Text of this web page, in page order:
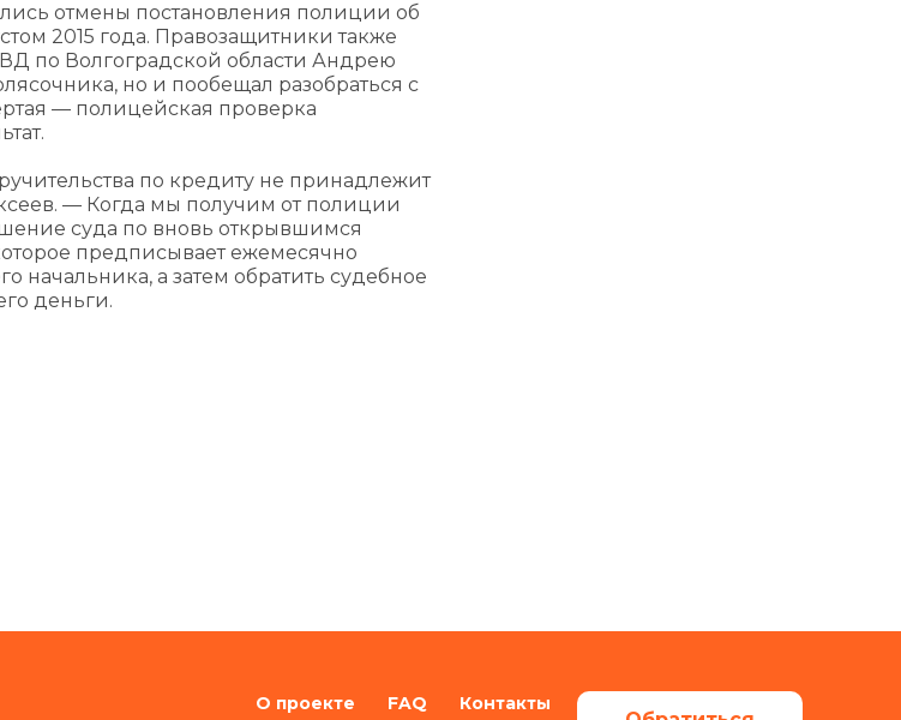
отмены постановления полиции об
2015 года. Правозащитники также
по Волгоградской области Андрею
но и пообещал разобраться с
— полицейская проверка
по кредиту не принадлежит
— Когда мы получим от полиции
суда по вновь открывшимся
предписывает ежемесячно
начальника, а затем обратить судебное
деньги.
О проекте FAQ Контакты